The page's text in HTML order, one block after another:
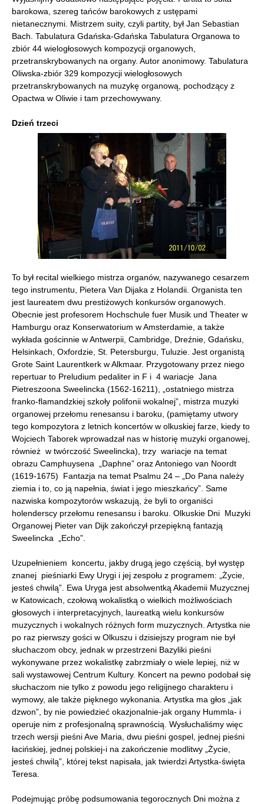
barokowa, szereg tańców barokowych z ustępami
nietanecznymi. Mistrzem suity, czyli partity, był Jan Sebastian
Bach. Tabulatura Gdańska-Gdańska Tabulatura Organowa to
zbiór 44 wielogłosowych kompozycji organowych,
przetranskrybowanych na organy. Autor anonimowy. Tabulatura
Oliwska-zbiór 329 kompozycji wielogłosowych
przetranskrybowanych na muzykę organową, pochodzący z
Opactwa w Oliwie i tam przechowywany.
Dzień trzeci
To był recital wielkiego mistrza organów, nazywanego cesarzem
tego instrumentu, Pietera Van Dijaka z Holandii. Organista ten
jest laureatem dwu prestiżowych konkursów organowych.
Obecnie jest profesorem Hochschule fuer Musik und Theater w
Hamburgu oraz Konserwatorium w Amsterdamie, a także
wykłada gościnnie w Antwerpii, Cambridge, Dreźnie, Gdańsku,
Helsinkach, Oxfordzie, St. Petersburgu, Tuluzie. Jest organistą
Grote Saint Laurentkerk w Alkmaar. Przygotowany przez niego
repertuar to Preludium pedaliter in F i 4 wariacje Jana
Pietreszoona Sweelincka (1562-16211), „ostatniego mistrza
franko-flamandzkiej szkoły polifonii wokalnej”, mistrza muzyki
organowej przełomu renesansu i baroku, (pamiętamy utwory
tego kompozytora z letnich koncertów w olkuskiej farze, kiedy to
Wojciech Taborek wprowadzał nas w historię muzyki organowej,
również w twórczość Sweelincka), trzy wariacje na temat
obrazu Camphuysena „Daphne” oraz Antoniego van Noordt
(1619-1675) Fantazja na temat Psalmu 24 – „Do Pana należy
ziemia i to, co ją napełnia, świat i jego mieszkańcy”. Same
nazwiska kompozytorów wskazują, że byli to organiści
holenderscy przełomu renesansu i baroku. Olkuskie Dni Muzyki
Organowej Pieter van Dijk zakończył przepiękną fantazją
Sweelincka „Echo”.
Uzupełnieniem koncertu, jakby drugą jego częścią, był występ
znanej pieśniarki Ewy Urygi i jej zespołu z programem: „Życie,
jesteś chwilą”. Ewa Uryga jest absolwentką Akademii Muzycznej
w Katowicach, czołową wokalistką o wielkich możliwościach
głosowych i interpretacyjnych, laureatką wielu konkursów
muzycznych i wokalnych różnych form muzycznych. Artystka nie
po raz pierwszy gości w Olkuszu i dzisiejszy program nie był
słuchaczom obcy, jednak w przestrzeni Bazyliki pieśni
wykonywane przez wokalistkę zabrzmiały o wiele lepiej, niż w
sali wystawowej Centrum Kultury. Koncert na pewno podobał się
słuchaczom nie tylko z powodu jego religijnego charakteru i
wymowy, ale także pięknego wykonania. Artystka ma głos „jak
dzwon”, by nie powiedzieć okazjonalnie-jak organy Hummla- i
operuje nim z profesjonalną sprawnością. Wysłuchaliśmy więc
trzech wersji pieśni Ave Maria, dwu pieśni gospel, jednej pieśni
łacińskiej, jednej polskiej-i na zakończenie modlitwy „Życie,
jesteś chwilą”, której tekst napisała, jak twierdzi Artystka-święta
Teresa.
Podejmując próbę podsumowania tegorocznych Dni można z